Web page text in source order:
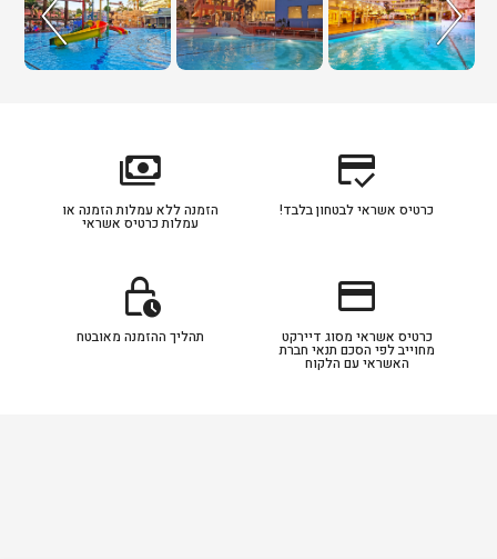
הפעילות
credit_score
כרטיס אשראי לבטחון בלבד!
payments
הזמנה ללא עמלות הזמנה או
עמלות כרטיס אשראי
credit_card
כרטיס אשראי מסוג דיירקט
מחוייב לפי הסכם תנאי חברת
האשראי עם הלקוח
lock_clock
תהליך ההזמנה מאובטח